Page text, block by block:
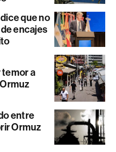
que no
encajes
a
entre
Ormuz